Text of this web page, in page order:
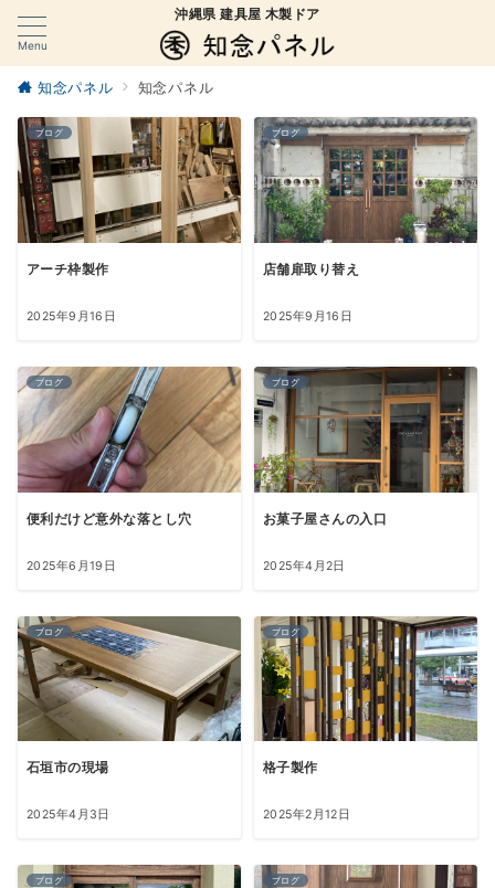
Menu
沖縄県 建具屋 木製ドア
知念パネル 知念パネル
ブログ
アーチ枠製作
2025年9月16日
ブログ
店舗扉取り替え
2025年9月16日
ブログ
便利だけど意外な落とし穴
2025年6月19日
ブログ
お菓子屋さんの入口
2025年4月2日
ブログ
石垣市の現場
2025年4月3日
ブログ
格子製作
2025年2月12日
ブログ ブログ